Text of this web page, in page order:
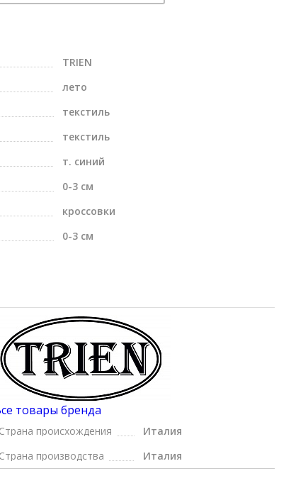
TRIEN
лето
текстиль
текстиль
т. синий
0-3 см
кроссовки
0-3 см
товары бренда
Страна происхождения
Италия
Страна производства
Италия